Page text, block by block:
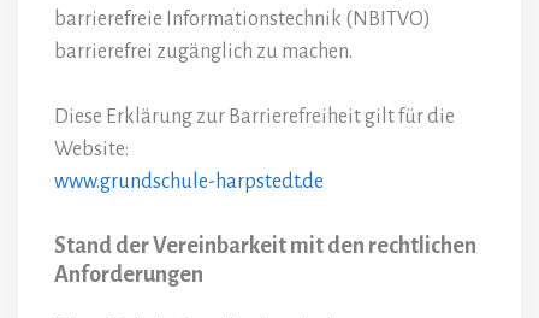
barrierefreie Informationstechnik (NBITVO)
barrierefrei zugänglich zu machen.
Diese Erklärung zur Barrierefreiheit gilt für die
Website:
www.grundschule-harpstedt.de
Stand der Vereinbarkeit mit den rechtlichen
Anforderungen